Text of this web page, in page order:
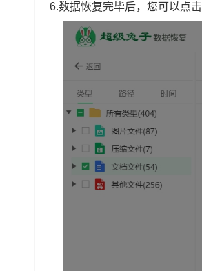
6.数据恢复完毕后，您可以点